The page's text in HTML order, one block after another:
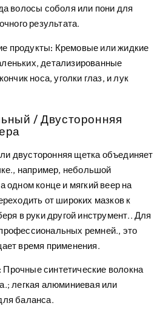
волосы соболя или пони для
результата.
продукты: Кремовые или жидкие
детализированные
носа, уголки глаз, и лук
/ Двусторонняя
двусторонняя щетка объединяет
например, небольшой
одном конце и мягкий веер на
от широких мазков к
в руки другой инструмент.. Для
ремней., это
время применения.
Прочные синтетические волокна
легкая алюминиевая или
баланса.